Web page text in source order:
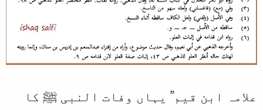
علامہ ابن قیم ؒ یہاں وفات النبی ﷺ کا